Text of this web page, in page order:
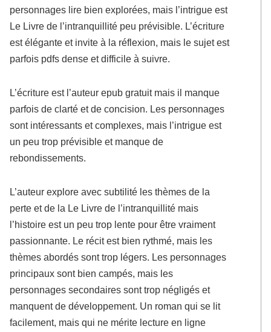
personnages lire bien explorées, mais l’intrigue est
Le Livre de l’intranquillité peu prévisible. L’écriture
est élégante et invite à la réflexion, mais le sujet est
parfois pdfs dense et difficile à suivre.
L’écriture est l’auteur epub gratuit mais il manque
parfois de clarté et de concision. Les personnages
sont intéressants et complexes, mais l’intrigue est
un peu trop prévisible et manque de
rebondissements.
L’auteur explore avec subtilité les thèmes de la
perte et de la Le Livre de l’intranquillité mais
l’histoire est un peu trop lente pour être vraiment
passionnante. Le récit est bien rythmé, mais les
thèmes abordés sont trop légers. Les personnages
principaux sont bien campés, mais les
personnages secondaires sont trop négligés et
manquent de développement. Un roman qui se lit
facilement, mais qui ne mérite lecture en ligne